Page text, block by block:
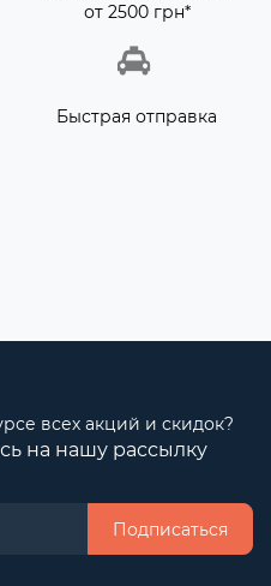
от 2500 грн*
Быстрая отправка
всех акций и скидок?
на нашу рассылку
Подписаться